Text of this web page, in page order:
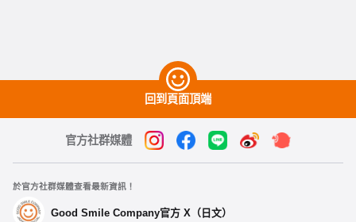
回到頁面頂端
官方社群媒體
於官方社群媒體查看最新資訊！
Good Smile Company官方 X（日文）